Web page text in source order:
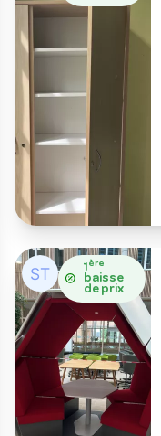
1 ère
baisse
de prix